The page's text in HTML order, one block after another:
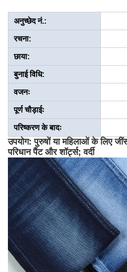
अनुच्छेद नं.:
रचना:
छाया:
बुनाई विधि:
वजनः
पूर्ण चौड़ाईः
परिष्करण के बादः
उपयोग: पुरुषों या महिलाओं के लिए
परिधान पैंट और शॉर्ट्स; वर्दी